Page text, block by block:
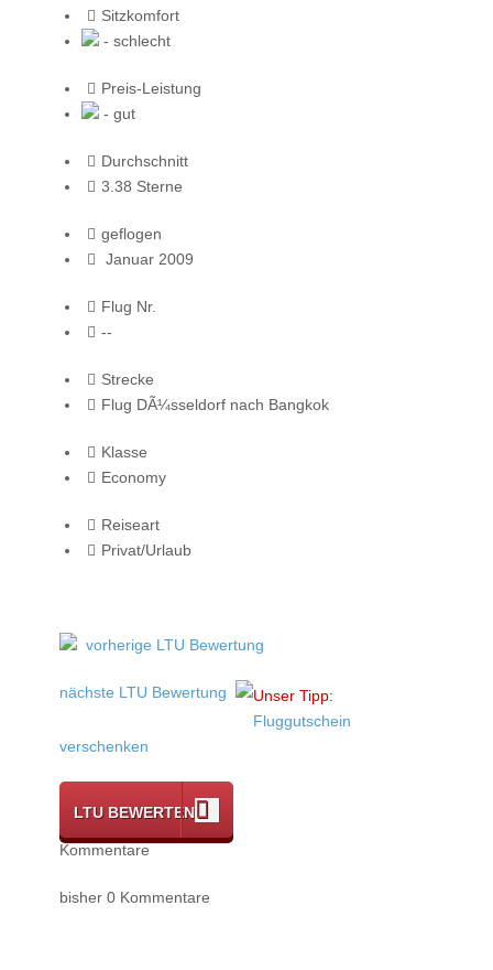
Sitzkomfort
- schlecht
Preis-Leistung
- gut
Durchschnitt
3.38 Sterne
geflogen
Januar 2009
Flug Nr.
--
Strecke
Flug DÃ¼sseldorf nach Bangkok
Klasse
Economy
Reiseart
Privat/Urlaub
vorherige LTU Bewertung
nächste LTU Bewertung
Unser Tipp:
Fluggutschein
verschenken
LTU BEWERTEN
Kommentare
bisher 0 Kommentare